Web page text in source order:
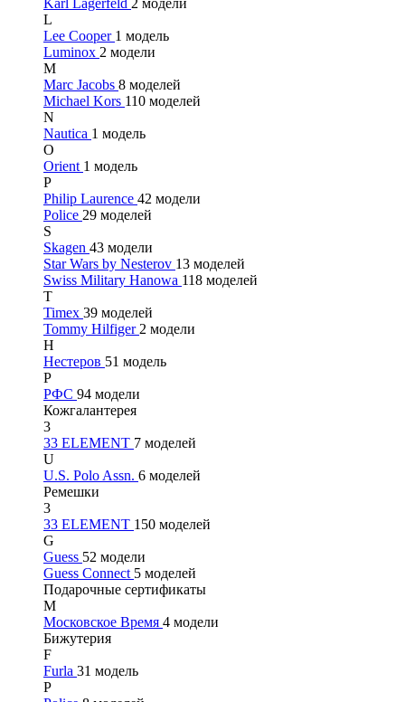
Karl Lagerfeld 2 модели
L
Lee Cooper 1 модель
Luminox 2 модели
M
Marc Jacobs 8 моделей
Michael Kors 110 моделей
N
Nautica 1 модель
O
Orient 1 модель
P
Philip Laurence 42 модели
Police 29 моделей
S
Skagen 43 модели
Star Wars by Nesterov 13 моделей
Swiss Military Hanowa 118 моделей
T
Timex 39 моделей
Tommy Hilfiger 2 модели
Н
Нестеров 51 модель
Р
РФС 94 модели
Кожгалантерея
3
33 ELEMENT 7 моделей
U
U.S. Polo Assn. 6 моделей
Ремешки
3
33 ELEMENT 150 моделей
G
Guess 52 модели
Guess Connect 5 моделей
Подарочные сертификаты
М
Московское Время 4 модели
Бижутерия
F
Furla 31 модель
P